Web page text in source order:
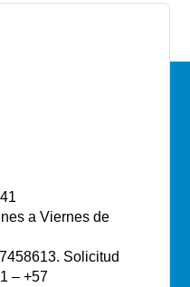
a Viernes de
Solicitud
– +57